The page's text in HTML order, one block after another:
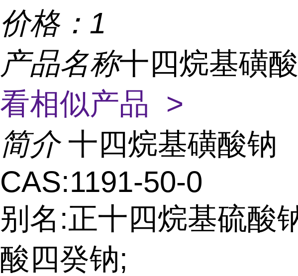
价格： 1
产品名称十四烷基磺
看相似产品 >
简介 十四烷基磺酸钠
CAS:1191-50-0
别名:正十四烷基硫酸
酸四癸钠;